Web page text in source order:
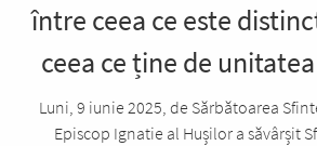
între ceea ce este
ceea ce ține de
Luni, 9 iunie 2025, de Sărbătoarea
Episcop Ignatie al Hușilor a săvârșit